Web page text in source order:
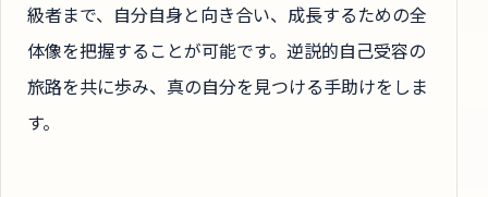
級者まで、自分自身と向き合い、成長するための全
体像を把握することが可能です。逆説的自己受容の
旅路を共に歩み、真の自分を見つける手助けをしま
す。